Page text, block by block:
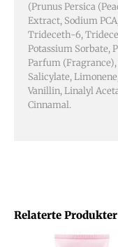
Relaterte Produkter
(Prunus Persica
Extract, Sodium
Trideceth-6,
Potassium Sorbate,
Parfum
Salicylate,
Vanillin, Linalyl
Cinnamal.